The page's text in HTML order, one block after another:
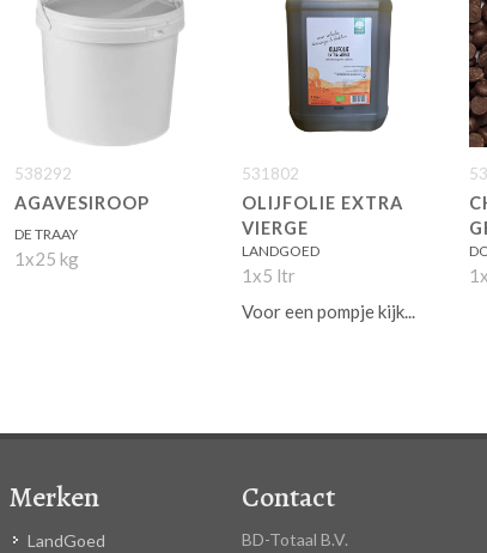
538292
AGAVESIROOP
DE TRAAY
1x25 kg
531802
OLIJFOLIE EXTRA
VIERGE
LANDGOED
1x5 ltr
Voor een pompje kijk...
Merken
LandGoed
Contact
BD-Totaal B.V.